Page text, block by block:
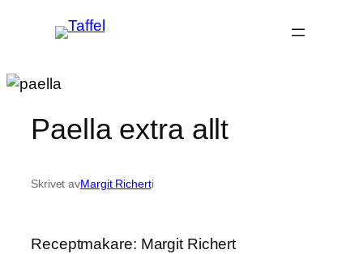
Paella extra allt
Skrivet avMargit Richerti
Receptmakare: Margit Richert